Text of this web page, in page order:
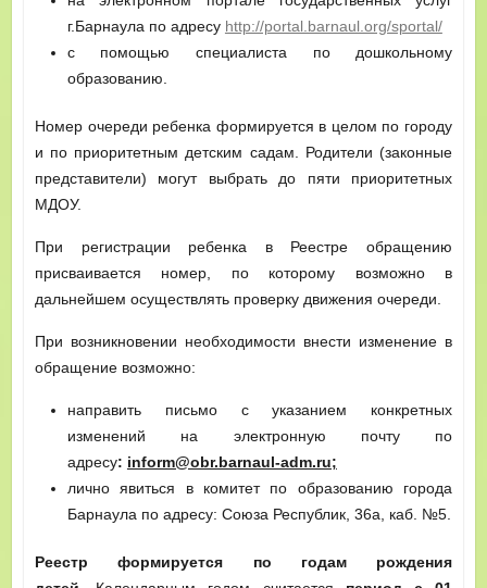
г.Барнаула по адресу http://portal.barnaul.org/sportal/
с помощью специалиста по дошкольному
образованию.
Номер очереди ребенка формируется в целом по городу
и по приоритетным детским садам. Родители (законные
представители) могут выбрать до пяти приоритетных
МДОУ.
При регистрации ребенка в Реестре обращению
присваивается номер, по которому возможно в
дальнейшем осуществлять проверку движения очереди.
При возникновении необходимости внести изменение в
обращение возможно:
направить письмо с указанием конкретных
изменений на электронную почту по
адресу: inform@obr.barnaul-adm.ru;
лично явиться в комитет по образованию города
Барнаула по адресу: Союза Республик, 36а, каб. №5.
Реестр формируется по годам рождения